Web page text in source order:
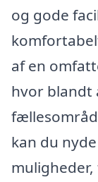
og gode
af en
hvor blandt
kan du